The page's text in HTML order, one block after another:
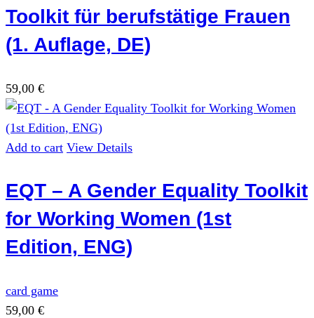
Toolkit für berufstätige Frauen
(1. Auflage, DE)
59,00 €
Add to cart View Details
EQT – A Gender Equality Toolkit
for Working Women (1st
Edition, ENG)
card game
59,00 €